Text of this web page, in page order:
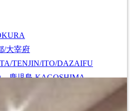
/大宰府
TENJIN/ITO/DAZAIFU
、鹿児島KAGOSHIMA